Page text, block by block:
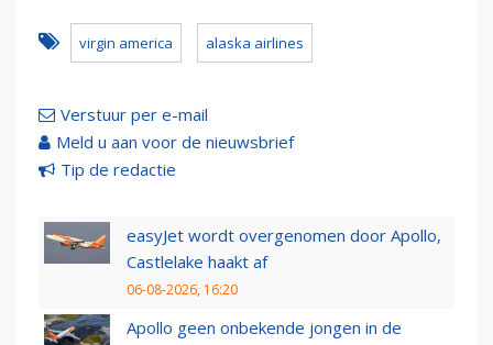
virgin america alaska airlines
Verstuur per e-mail
Meld u aan voor de nieuwsbrief
Tip de redactie
easyJet wordt overgenomen door Apollo,
Castlelake haakt af
06-08-2026, 16:20
Apollo geen onbekende jongen in de